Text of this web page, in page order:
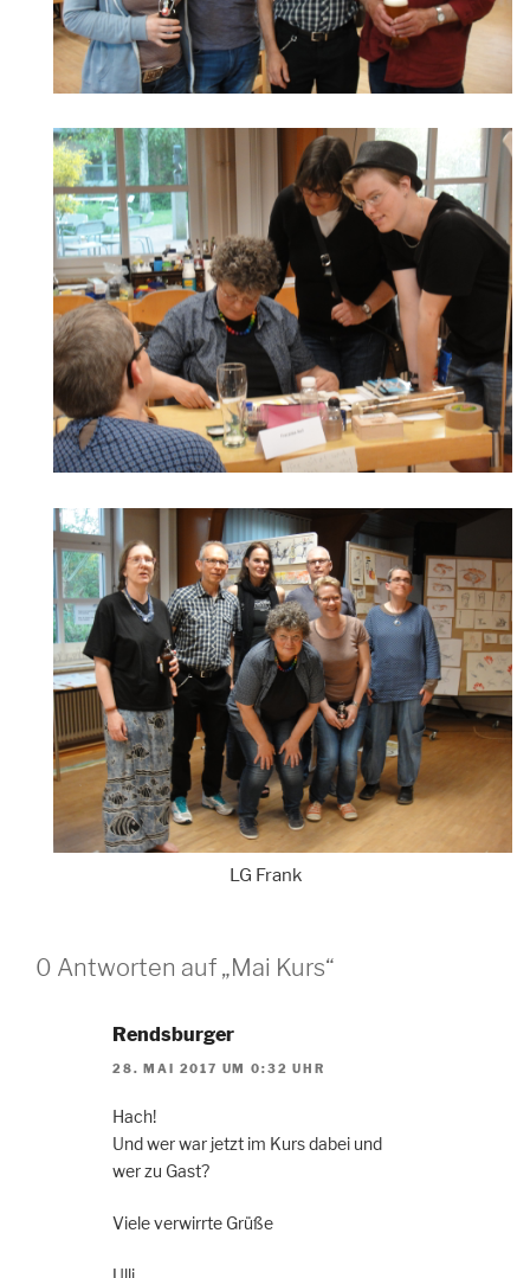
LG Frank
0 Antworten auf „Mai Kurs“
Rendsburger
28. MAI 2017 UM 0:32 UHR
Hach!
Und wer war jetzt im Kurs dabei und
wer zu Gast?
Viele verwirrte Grüße